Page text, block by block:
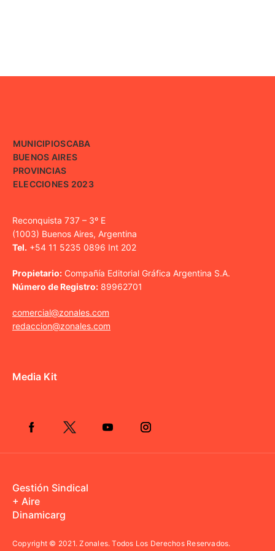
MUNICIPIOSCABA
BUENOS AIRES
PROVINCIAS
ELECCIONES 2023
Reconquista 737 – 3º E
(1003) Buenos Aires, Argentina
Tel. +54 11 5235 0896 Int 202
Propietario: Compañía Editorial Gráfica Argentina S.A.
Número de Registro: 89962701
comercial@zonales.com
redaccion@zonales.com
Media Kit
Gestión Sindical
+ Aire
Dinamicarg
Copyright © 2021.Zonales. Todos Los Derechos Reservados.